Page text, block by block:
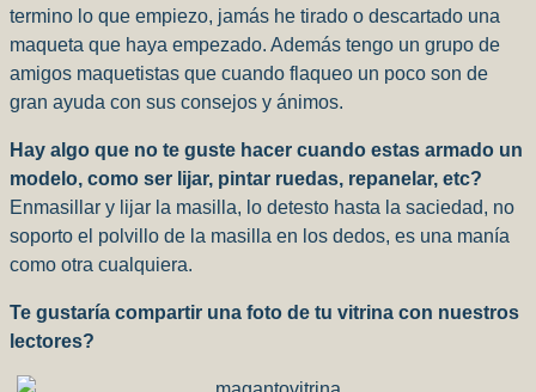
termino lo que empiezo, jamás he tirado o descartado una
maqueta que haya empezado. Además tengo un grupo de
amigos maquetistas que cuando flaqueo un poco son de
gran ayuda con sus consejos y ánimos.
Hay algo que no te guste hacer cuando estas armado un
modelo, como ser lijar, pintar ruedas, repanelar, etc?
Enmasillar y lijar la masilla, lo detesto hasta la saciedad, no
soporto el polvillo de la masilla en los dedos, es una manía
como otra cualquiera.
Te gustaría compartir una foto de tu vitrina con nuestros
lectores?